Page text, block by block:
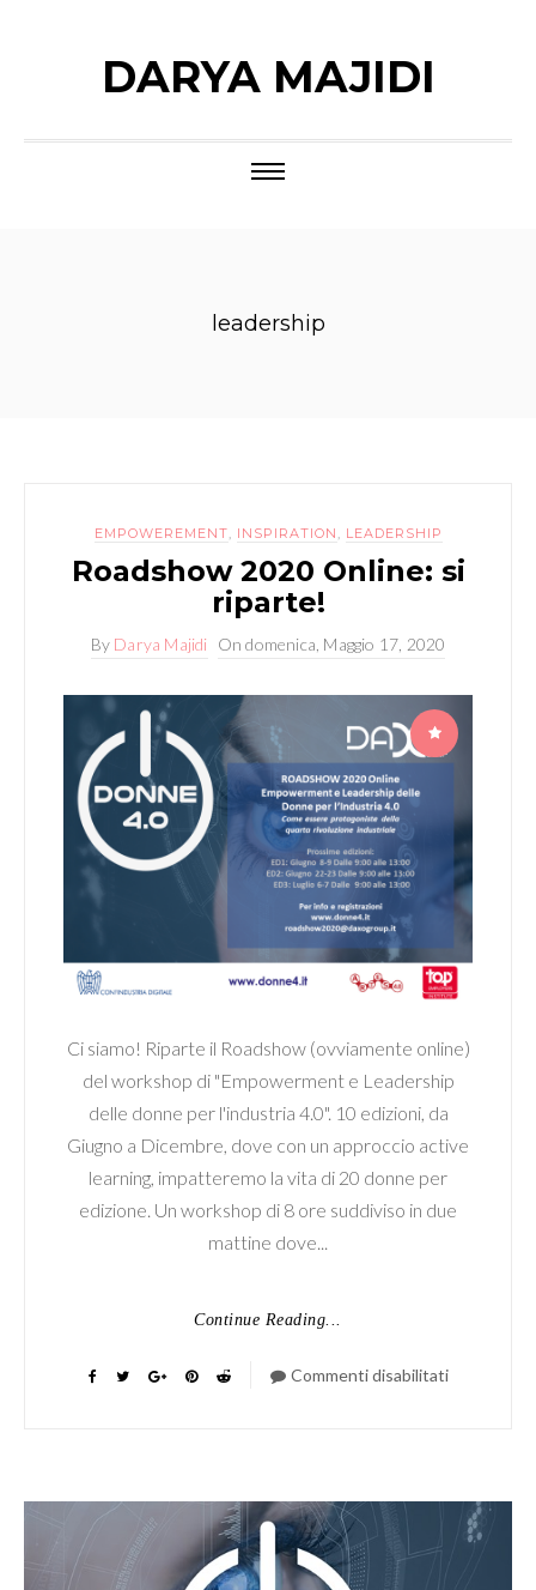
DARYA MAJIDI
leadership
EMPOWEREMENT, INSPIRATION , LEADERSHIP
Roadshow 2020 Online: si
riparte!
By Darya Majidi Ondomenica, Maggio 17, 2020
Ci siamo! Riparte il Roadshow (ovviamente online)
del workshop di "Empowerment e Leadership
delle donne per l'industria 4.0". 10 edizioni, da
Giugno a Dicembre, dove con un approccio active
learning, impatteremo la vita di 20 donne per
edizione. Un workshop di 8 ore suddiviso in due
mattine dove...
Continue Reading...
Commenti disabilitati
si
riparte!